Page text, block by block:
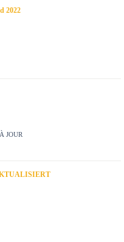
2022
JOUR